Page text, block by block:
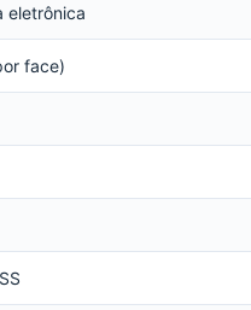
eletrônica
face)